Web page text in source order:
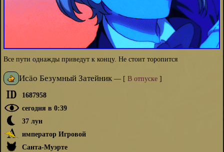
Все пути однажды приведут к концу. Не стоит торопится
Исäо Безумный Затейник— [ В отпуске]
1687958
сегодня в 0:39
37 лун
император Игровой
Санта-Муэрте